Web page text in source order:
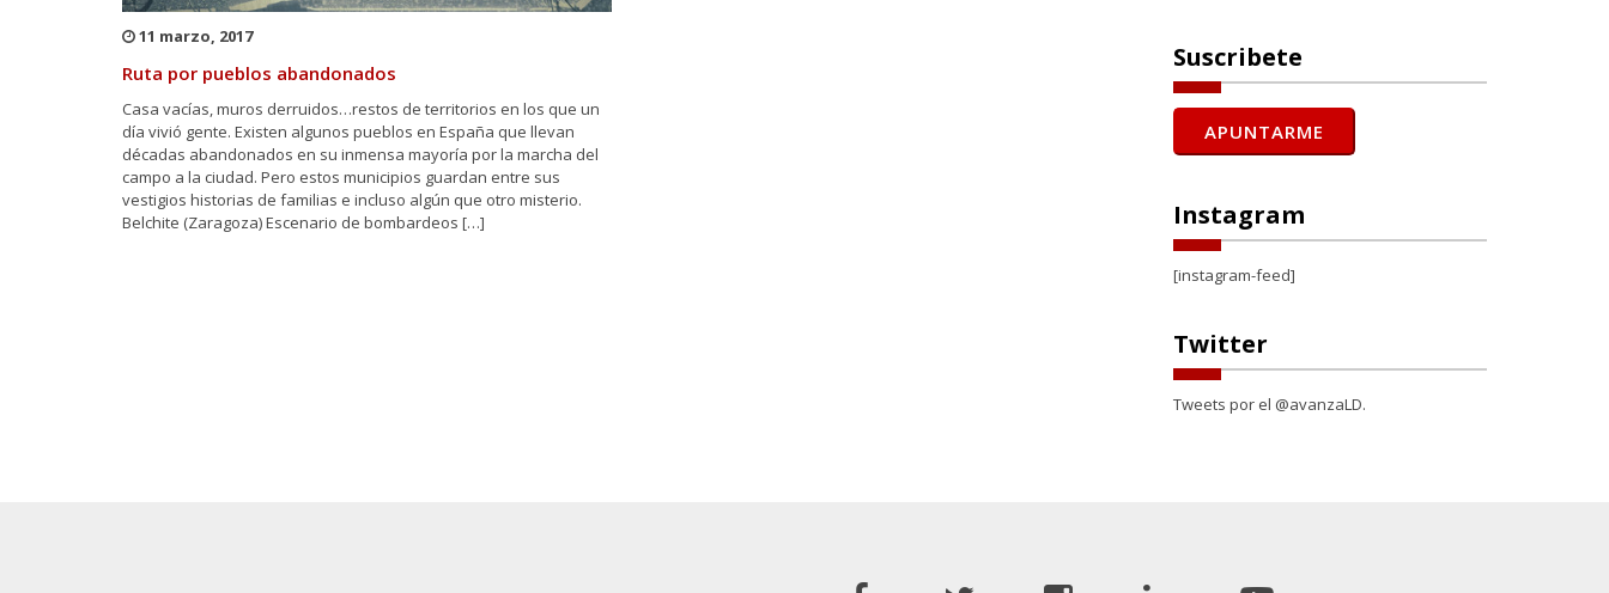
11 marzo, 2017
Ruta por pueblos abandonados
Casa vacías, muros derruidos…restos de territorios en los que un
día vivió gente. Existen algunos pueblos en España que llevan
décadas abandonados en su inmensa mayoría por la marcha del
campo a la ciudad. Pero estos municipios guardan entre sus
vestigios historias de familias e incluso algún que otro misterio.
Belchite (Zaragoza) Escenario de bombardeos […]
Suscribete
Instagram
[instagram-feed]
Twitter
Tweets por el @avanzaLD.